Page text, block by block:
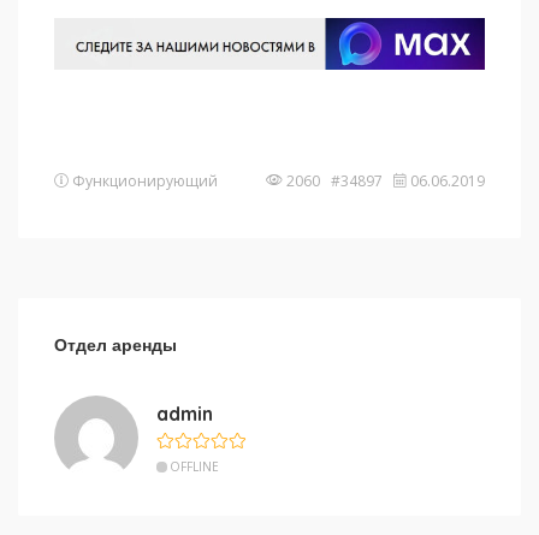
Функционирующий 2060 #34897 06.06.2019
Отдел аренды
admin
OFFLINE